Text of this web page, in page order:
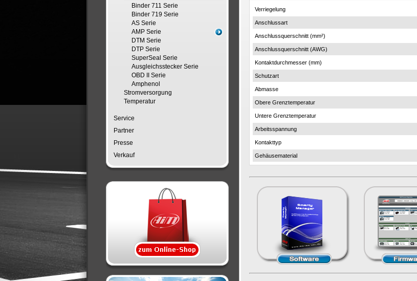
Binder 711 Serie
Binder 719 Serie
AS Serie
AMP Serie
DTM Serie
DTP Serie
SuperSeal Serie
Ausgleichsstecker Serie
OBD II Serie
Amphenol
Stromversorgung
Temperatur
Service
Partner
Presse
Verkauf
Verriegelung
Anschlussart
Anschlussquerschnitt (mm²)
Anschlussquerschnitt (AWG)
Kontaktdurchmesser (mm)
Schutzart
Abmasse
Obere Grenztemperatur
Untere Grenztemperatur
Arbeitsspannung
Kontakttyp
Gehäusematerial